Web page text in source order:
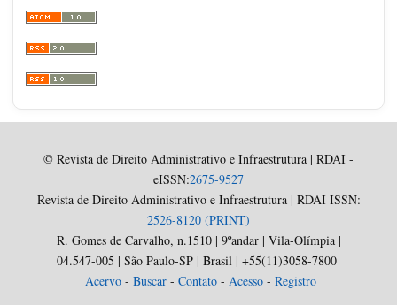
© Revista de Direito Administrativo e Infraestrutura | RDAI -
eISSN:2675-9527
Revista de Direito Administrativo e Infraestrutura | RDAI ISSN:
2526-8120 (PRINT)
R. Gomes de Carvalho, n.1510 | 9ºandar | Vila-Olímpia |
04.547-005 | São Paulo-SP | Brasil | +55(11)3058-7800
Acervo - Buscar - Contato - Acesso - Registro